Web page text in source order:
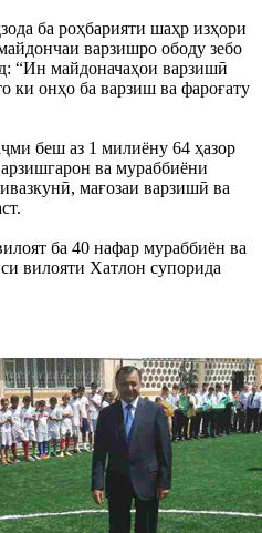
ба роҳбарияти шаҳр изҳори
варзишро ободу зебо
“Ин майдоначаҳои варзишӣ
ки онҳо ба варзиш ва фароғату
беш аз 1 милиёну 64 ҳазор
ва мураббиёни
мағозаи варзишӣ ва
ба 40 нафар мураббиён ва
вилояти Хатлон супорида